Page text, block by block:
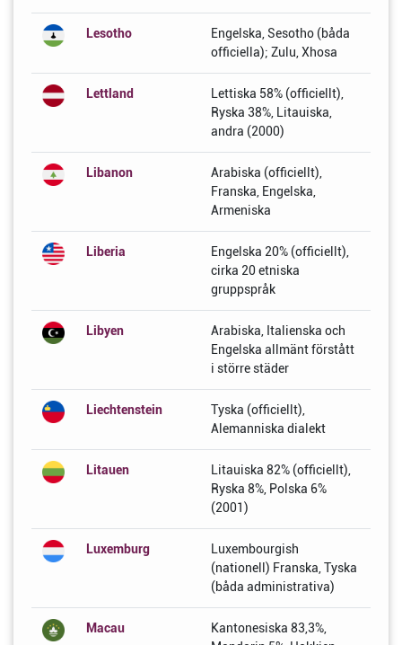
Lesotho
Engelska, Sesotho (båda
officiella); Zulu, Xhosa
Lettland
Lettiska 58% (officiellt),
Ryska 38%, Litauiska,
andra (2000)
Libanon
Arabiska (officiellt),
Franska, Engelska,
Armeniska
Liberia
Engelska 20% (officiellt),
cirka 20 etniska
gruppspråk
Libyen
Arabiska, Italienska och
Engelska allmänt förstått
i större städer
Liechtenstein
Tyska (officiellt),
Alemanniska dialekt
Litauen
Litauiska 82% (officiellt),
Ryska 8%, Polska 6%
(2001)
Luxemburg
Luxembourgish
(nationell) Franska, Tyska
(båda administrativa)
Macau
Kantonesiska 83,3%,